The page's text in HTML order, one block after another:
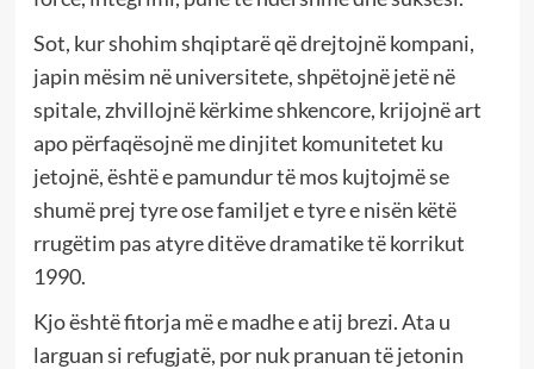
Sot, kur shohim shqiptarë që drejtojnë kompani,
japin mësim në universitete, shpëtojnë jetë në
spitale, zhvillojnë kërkime shkencore, krijojnë art
apo përfaqësojnë me dinjitet komunitetet ku
jetojnë, është e pamundur të mos kujtojmë se
shumë prej tyre ose familjet e tyre e nisën këtë
rrugëtim pas atyre ditëve dramatike të korrikut
1990.
Kjo është fitorja më e madhe e atij brezi. Ata u
larguan si refugjatë, por nuk pranuan të jetonin